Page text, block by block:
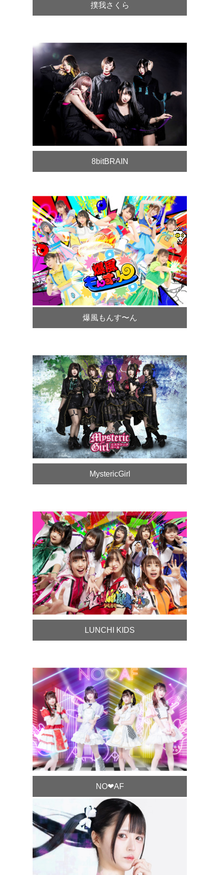
撲我さくら
8bitBRAIN
爆風もんす〜ん
MystericGirl
LUNCHI KIDS
NO❤︎AF